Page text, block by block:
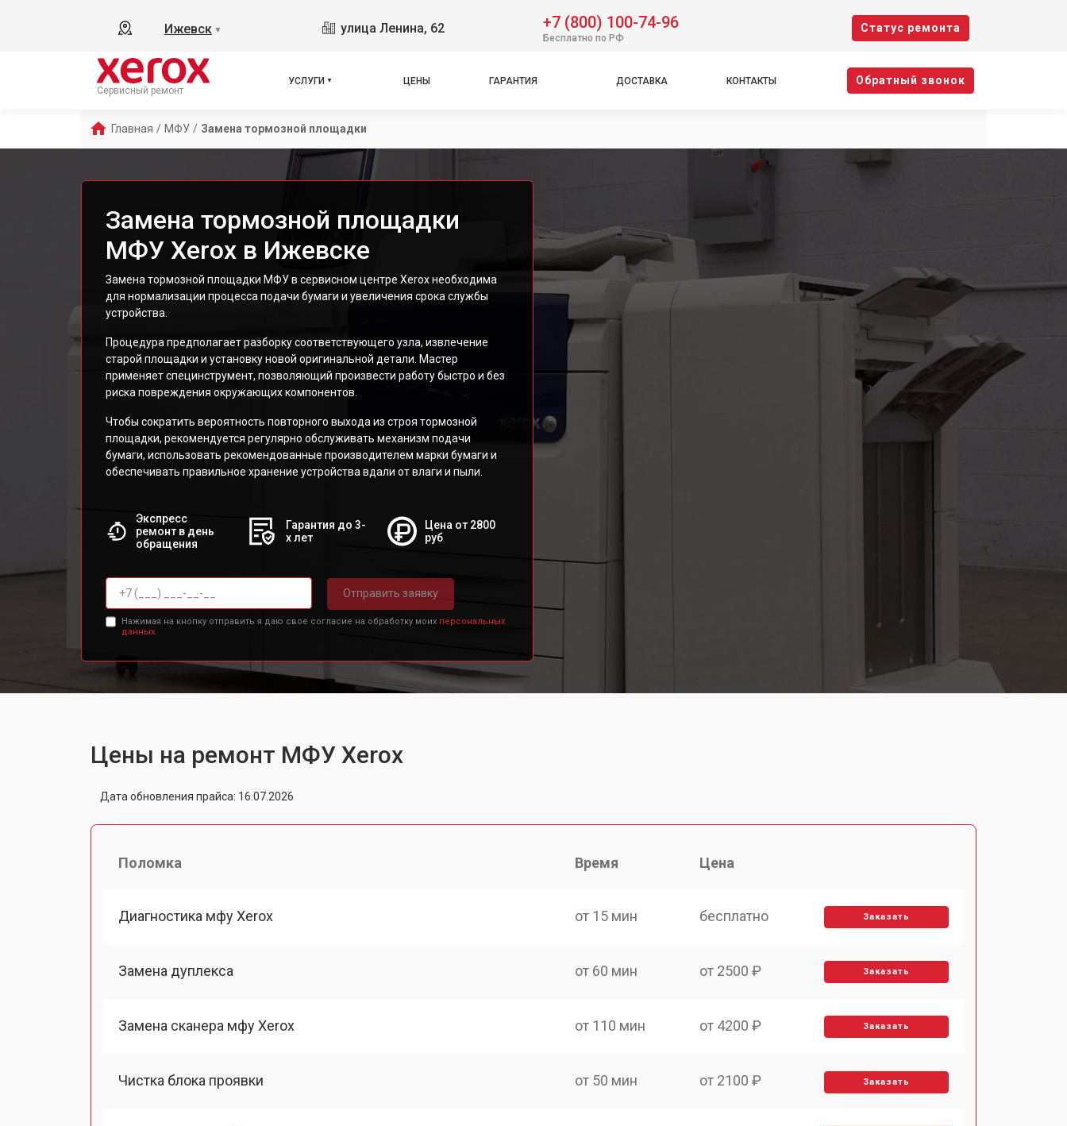
Ижевск ▼ улица Ленина, 62 +7 (800) 100-74-96
Бесплатно по РФ
Cтатус ремонта
Сервисный ремонт
УСЛУГИ ЦЕНЫ ГАРАНТИЯ ДОСТАВКА КОНТАКТЫ Oбратный звонок
Главная / МФУ / Замена тормозной площадки
Замена тормозной площадки
МФУ Xerox в Ижевске
Замена тормозной площадки МФУ в сервисном центре Xerox необходима
для нормализации процесса подачи бумаги и увеличения срока службы
устройства.
Процедура предполагает разборку соответствующего узла, извлечение
старой площадки и установку новой оригинальной детали. Мастер
применяет специнструмент, позволяющий произвести работу быстро и без
риска повреждения окружающих компонентов.
Чтобы сократить вероятность повторного выхода из строя тормозной
площадки, рекомендуется регулярно обслуживать механизм подачи
бумаги, использовать рекомендованные производителем марки бумаги и
обеспечивать правильное хранение устройства вдали от влаги и пыли.
Экспресс
ремонт в день
обращения
Гарантия до 3-
х лет
Цена от 2800
руб
Отправить заявку
Нажимая на кнопку отправить я даю свое согласие на обработку моих персональных
данных.
Цены на ремонт МФУ Xerox
Дата обновления прайса: 16.07.2026
Поломка Время Цена
Диагностика мфу Xerox от 15 мин бесплатно Заказать
Замена дуплекса от 60 мин от 2500 ₽ Заказать
Замена сканера мфу Xerox от 110 мин от 4200 ₽ Заказать
Чистка блока проявки от 50 мин от 2100 ₽ Заказать